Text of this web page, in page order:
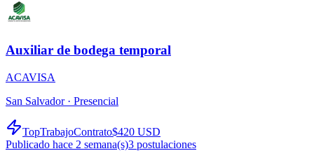
Auxiliar de bodega temporal
ACAVISA
San Salvador · Presencial
TopTrabajoContrato$420 USD
Publicado hace 2 semana(s)3 postulaciones